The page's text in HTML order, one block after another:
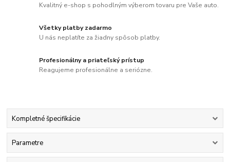
Kvalitný e-shop s pohodlným výberom tovaru pre Vaše auto.
Všetky platby zadarmo
U nás neplatíte za žiadny spôsob platby.
Profesionálny a priateľský prístup
Reagujeme profesionálne a seriózne.
Kompletné špecifikácie
Parametre